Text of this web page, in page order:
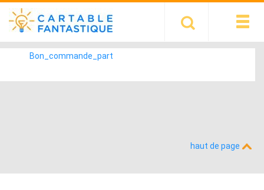
Bon_commande_part
haut de page